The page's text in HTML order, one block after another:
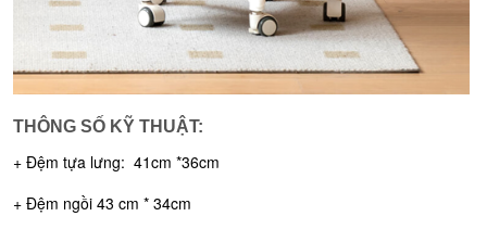
THÔNG SỐ KỸ THUẬT:
+ Đệm tựa lưng: 41cm *36cm
+ Đệm ngồi 43 cm * 34cm